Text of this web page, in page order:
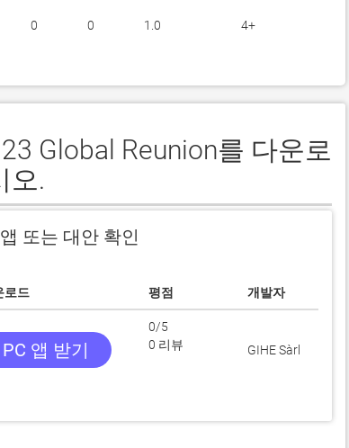
0 0 1.0 4+
Global Reunion를 다운로
오.
또는 대안 확인
로드 평점 개발자
PC 앱 받기
0/5
0 리뷰
GIHE Sàrl